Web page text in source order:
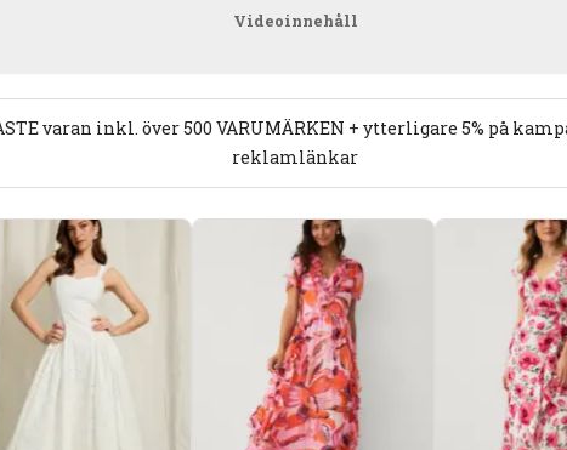
Videoinnehåll
varan inkl. över 500 VARUMÄRKEN + ytterligare 5% på
reklamlänkar